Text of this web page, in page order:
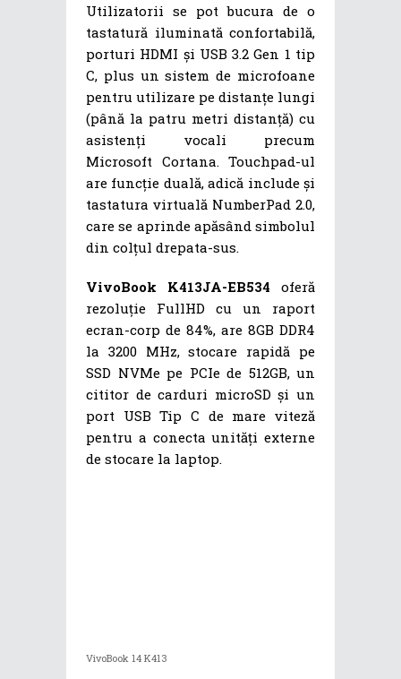
Utilizatorii se pot bucura de o
tastatură iluminată confortabilă,
porturi HDMI și USB 3.2 Gen 1 tip
C, plus un sistem de microfoane
pentru utilizare pe distanțe lungi
(până la patru metri distanță) cu
asistenți vocali precum
Microsoft Cortana. Touchpad-ul
are funcție duală, adică include și
tastatura virtuală NumberPad 2.0,
care se aprinde apăsând simbolul
din colțul drepata-sus.
VivoBook K413JA-EB534 oferă
rezoluție FullHD cu un raport
ecran-corp de 84%, are 8GB DDR4
la 3200 MHz, stocare rapidă pe
SSD NVMe pe PCIe de 512GB, un
cititor de carduri microSD și un
port USB Tip C de mare viteză
pentru a conecta unități externe
de stocare la laptop.
VivoBook 14 K413